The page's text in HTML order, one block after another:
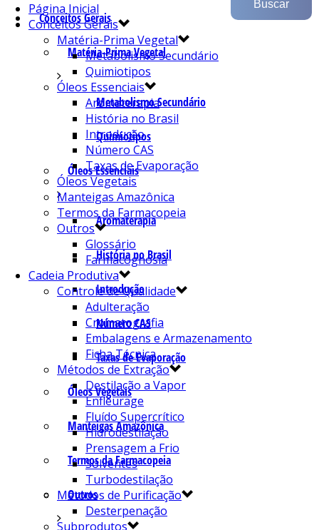
Conceitos Gerais
Matéria-Prima Vegetal
Metabolismo Secundário
Quimiotipos
Óleos Essenciais
Aromaterapia
História no Brasil
Introdução
Número CAS
Taxas de Evaporação
Óleos Vegetais
Manteigas Amazônica
Termos da Farmacopeia
Outros
Página Inicial
Conceitos Gerais
Matéria-Prima Vegetal
Metabolismo Secundário
Quimiotipos
Óleos Essenciais
Aromaterapia
História no Brasil
Introdução
Número CAS
Taxas de Evaporação
Óleos Vegetais
Manteigas Amazônica
Termos da Farmacopeia
Outros
Glossário
Farmacognosia
Cadeia Produtiva
Controle de Qualidade
Adulteração
Cromatografia
Embalagens e Armazenamento
Ficha Técnica
Métodos de Extração
Destilação a Vapor
Enfleurage
Fluído Supercrítico
Hidrodestilação
Prensagem a Frio
Solventes
Turbodestilação
Métodos de Purificação
Desterpenação
Subprodutos